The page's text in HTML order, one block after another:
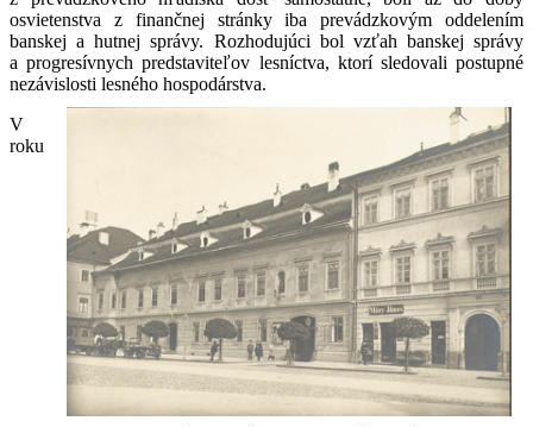
osvietenstva z finančnej stránky iba prevádzkovým oddelením
banskej a hutnej správy. Rozhodujúci bol vzťah banskej správy
a progresívnych predstaviteľov lesníctva, ktorí sledovali postupné
nezávislosti lesného hospodárstva.
V
roku